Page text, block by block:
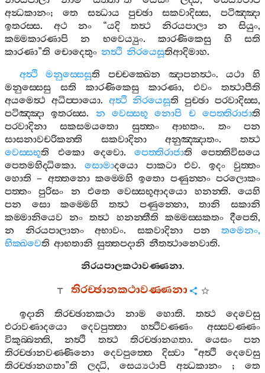
අන්‍ධකානං; තෙ සන්‍ධාය පුච‍්ඡා සකවාදිස‍්ස,පටිඤ‍්ඤා
ඉතරස‍්ස. අථ නං “යදි තත්‍ථ නිරයපාලා න සියුං,
කම‍්මකාරණාපි
න භවෙය්‍යුං.කාරණිකෙසු හි
සති
කාරණා”ති චොදෙතුං නත්‍ථි නිරයෙසූතිආදිමාහ.
අත්‍ථි
මනුස‍්සෙසූති පච‍්චක‍්ඛෙන ඤාපනත්‍ථං.යථා
හි
මනුස‍්සෙසු
සති කාරණිකෙසු කාරණා, එවං
තත්‍ථාපීති
අයමෙත්‍ථ අධිප‍්පායො. අත්‍ථි නිරයෙසූති පුච‍්ඡා පරවාදිස‍්ස,
පටිඤ‍්ඤා
ඉතරස‍්ස. න වෙස‍්සභූ නොපි ච පෙත‍්තිරාජාති
පරවාදිනා
සකසමයතො සුත‍්තං ආභතං. තං
පන
සාසනාවචරිකන‍්ති
සකවාදිනා අනුඤ‍්ඤාතං.තත්‍ථ
වෙස‍්සභූති එකො දෙවො.පෙත‍්තිරාජාති
පෙත‍්තිවිසයෙ
පෙතමහිද‍්ධිකො. සොමාදයො පාකටා එව.ඉදං
වුත‍්තං
හොති – අත‍්තනො කම‍්මෙහි ඉතො පණුන‍්නං පරලොකං
පත‍්තං
පුරිසං න එතෙ වෙස‍්සභූආදයො හනන‍්ති.යෙහි
පන
සො කම‍්මෙහි තත්‍ථ පණුන‍්නො,තානි
සකානි
කම‍්මානියෙව
නං තත්‍ථ හනන‍්තීති කම‍්මස‍්සකතං දීපෙති,
න
නිරයපාලානං අභාවං. සකවාදිනා පන තමෙනං,
භික‍්ඛවෙති ආභතානි සුත‍්තපදානි නීතත්‍ථානෙවාති.
නිරයපාලකථාවණ‍්ණනා.
තිරච‍්ඡානකථාවණ‍්ණනා
ඉදානි තිරච‍්ඡානකථා නාම හොති. තත්‍ථ
දෙවෙසු
එරාවණාදයො
දෙවපුත‍්තා හත්‍ථිවණ‍්ණං
අස‍්සවණ‍්ණං
විකුබ‍්බන‍්ති,නත්‍ථි තත්‍ථ තිරච‍්ඡානගතා. යෙසං
පන
තිරච‍්ඡානවණ‍්ණිනො
දෙවපුත‍්තෙ දිස‍්වා “අත්‍ථි
දෙවෙසු
තිරච‍්ඡානගතා”ති ලද‍්ධි, සෙය්‍යථාපි අන්‍ධකානං ; තෙ